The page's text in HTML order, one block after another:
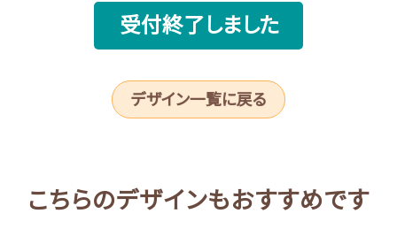
受付終了しました
デザイン一覧に戻る
こちらのデザインもおすすめです